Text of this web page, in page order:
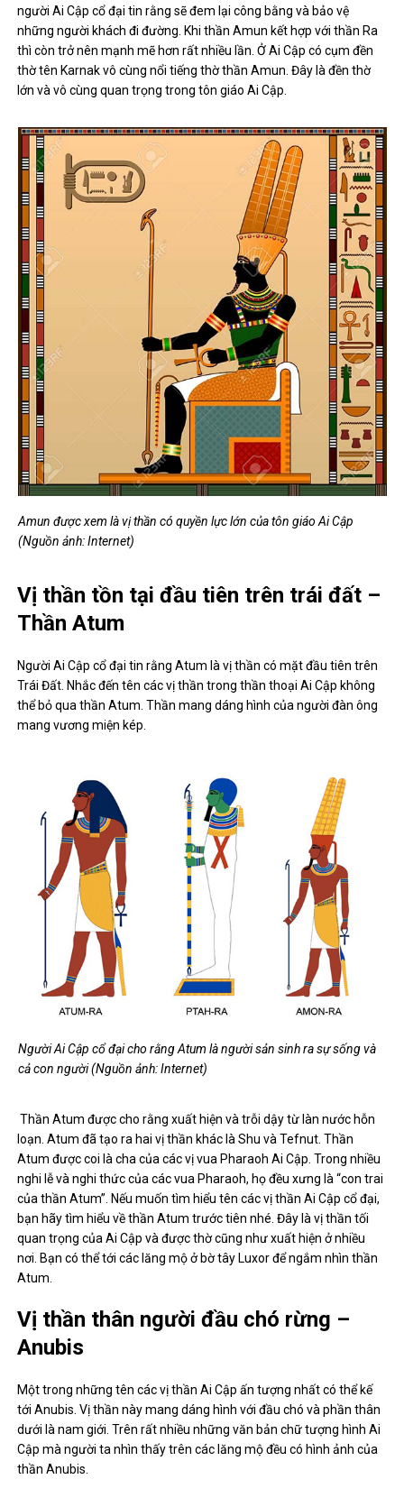
người Ai Cập cổ đại tin rằng sẽ đem lại công bằng và bảo vệ
những người khách đi đường. Khi thần Amun kết hợp với thần Ra
thì còn trở nên mạnh mẽ hơn rất nhiều lần. Ở Ai Cập có cụm đền
thờ tên Karnak vô cùng nổi tiếng thờ thần Amun. Đây là đền thờ
lớn và vô cùng quan trọng trong tôn giáo Ai Cập.
Amun được xem là vị thần có quyền lực lớn của tôn giáo Ai Cập
(Nguồn ảnh: Internet)
Vị thần tồn tại đầu tiên trên trái đất –
Thần Atum
Người Ai Cập cổ đại tin rằng Atum là vị thần có mặt đầu tiên trên
Trái Đất. Nhắc đến tên các vị thần trong thần thoại Ai Cập không
thể bỏ qua thần Atum. Thần mang dáng hình của người đàn ông
mang vương miện kép.
Người Ai Cập cổ đại cho rằng Atum là người sản sinh ra sự sống và
cả con người (Nguồn ảnh: Internet)
Thần Atum được cho rằng xuất hiện và trỗi dậy từ làn nước hỗn
loạn. Atum đã tạo ra hai vị thần khác là Shu và Tefnut. Thần
Atum được coi là cha của các vị vua Pharaoh Ai Cập. Trong nhiều
nghi lễ và nghi thức của các vua Pharaoh, họ đều xưng là “con trai
của thần Atum”. Nếu muốn tìm hiểu tên các vị thần Ai Cập cổ đại,
bạn hãy tìm hiểu về thần Atum trước tiên nhé. Đây là vị thần tối
quan trọng của Ai Cập và được thờ cũng như xuất hiện ở nhiều
nơi. Bạn có thể tới các lăng mộ ở bờ tây Luxor để ngắm nhìn thần
Atum.
Vị thần thân người đầu chó rừng –
Anubis
Một trong những tên các vị thần Ai Cập ấn tượng nhất có thể kế
tới Anubis. Vị thần này mang dáng hình với đầu chó và phần thân
dưới là nam giới. Trên rất nhiều những văn bản chữ tượng hình Ai
Cập mà người ta nhìn thấy trên các lăng mộ đều có hình ảnh của
thần Anubis.